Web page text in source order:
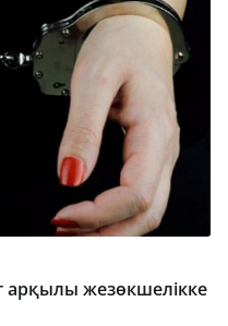
арқылы жезөкшелікке